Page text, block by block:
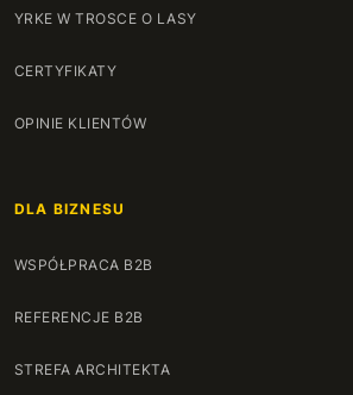
YRKE W TROSCE O LASY
CERTYFIKATY
OPINIE KLIENTÓW
DLA BIZNESU
WSPÓŁPRACA B2B
REFERENCJE B2B
STREFA ARCHITEKTA